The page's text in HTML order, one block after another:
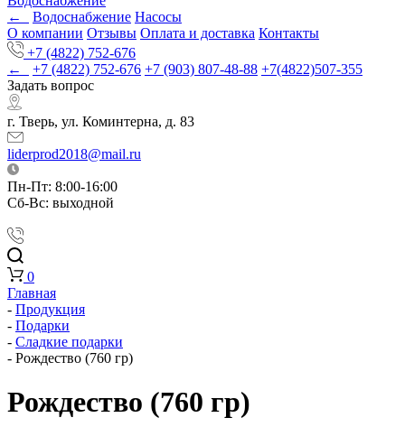
←
Водоснабжение Насосы
О компании Отзывы Оплата и доставка Контакты
+7 (4822) 752-676
←
+7 (4822) 752-676 +7 (903) 807-48-88 +7(4822)507-355
Задать вопрос
г. Тверь, ул. Коминтерна, д. 83
liderprod2018@mail.ru
Пн-Пт: 8:00-16:00
Сб-Вс: выходной
0
Главная
- Продукция
- Подарки
- Cладкие подарки
- Рождество (760 гр)
Рождество (760 гр)